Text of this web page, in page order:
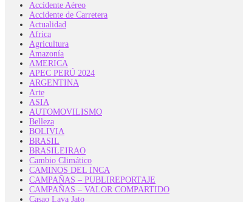
Accidente Aéreo
Accidente de Carretera
Actualidad
Africa
Agricultura
Amazonía
AMERICA
APEC PERÚ 2024
ARGENTINA
Arte
ASIA
AUTOMOVILISMO
Belleza
BOLIVIA
BRASIL
BRASILEIRAO
Cambio Climático
CAMINOS DEL INCA
CAMPAÑAS – PUBLIREPORTAJE
CAMPAÑAS – VALOR COMPARTIDO
Casao Lava Jato